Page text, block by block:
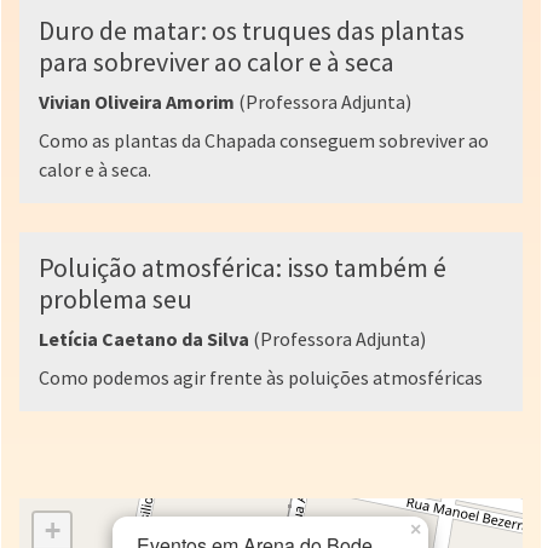
Duro de matar: os truques das plantas
para sobreviver ao calor e à seca
Vivian Oliveira Amorim (Professora Adjunta)
Como as plantas da Chapada conseguem sobreviver ao
calor e à seca.
Poluição atmosférica: isso também é
problema seu
Letícia Caetano da Silva (Professora Adjunta)
Como podemos agir frente às poluições atmosféricas
×
+